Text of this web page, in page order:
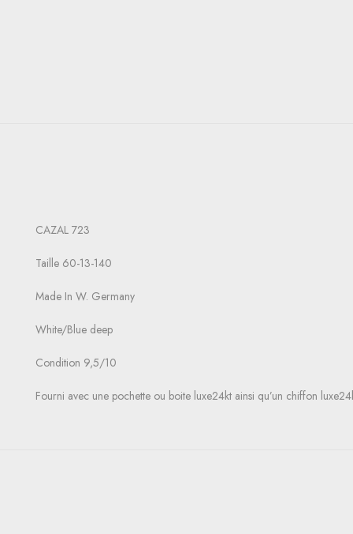
CAZAL 723
Taille 60-13-140
Made In W. Germany
White/Blue deep
Condition 9,5/10
Fourni avec une pochette ou boite luxe24kt ainsi qu’un chiffon